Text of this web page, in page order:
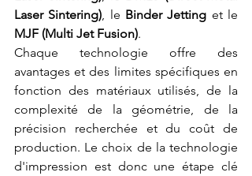
Laser Sintering) , le Binder Jetting
MJF (Multi Jet Fusion).
Chaque technologie offre des
avantages et des limites spécifiques en
fonction des matériaux utilisés, de la
complexité de la géométrie, de la
précision recherchée et du coût de
production. Le choix de la technologie
d'impression est donc une étape clé